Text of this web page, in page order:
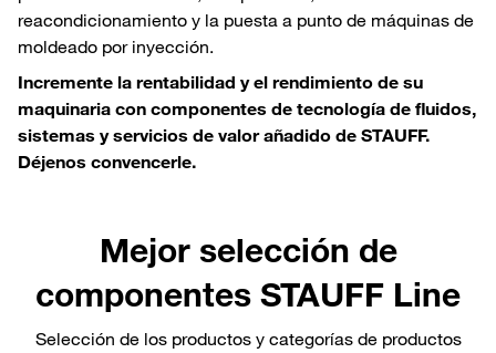
reacondicionamiento y la puesta a punto de máquinas de
moldeado por inyección.
Incremente la rentabilidad y el rendimiento de su
maquinaria con componentes de tecnología de fluidos,
sistemas y servicios de valor añadido de STAUFF.
Déjenos convencerle.
Mejor selección de
componentes STAUFF Line
Selección de los productos y categorías de productos